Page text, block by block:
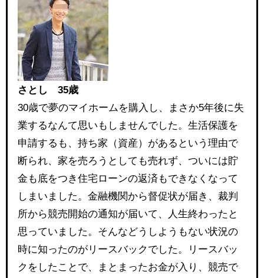
さとし 35歳
30歳で夢のマイホームを購入し、まさか5年後に失
業するなんて思いもしませんでした。生活保護を
申請するも、持ち家（資産）があるという理由で
断られ、家を売ろうとしても売れず、ついには貯
金も底をつき住宅ローンの返済もできなくなって
しまいました。金融機関から督促状が届き、裁判
所から競売開始の通知が届いて、人生終わったと
思っていました。そんなどうしようもない状況の
時に知ったのがリースバックでした。リースバッ
クをしたことで、まとまったお金が入り、競売で